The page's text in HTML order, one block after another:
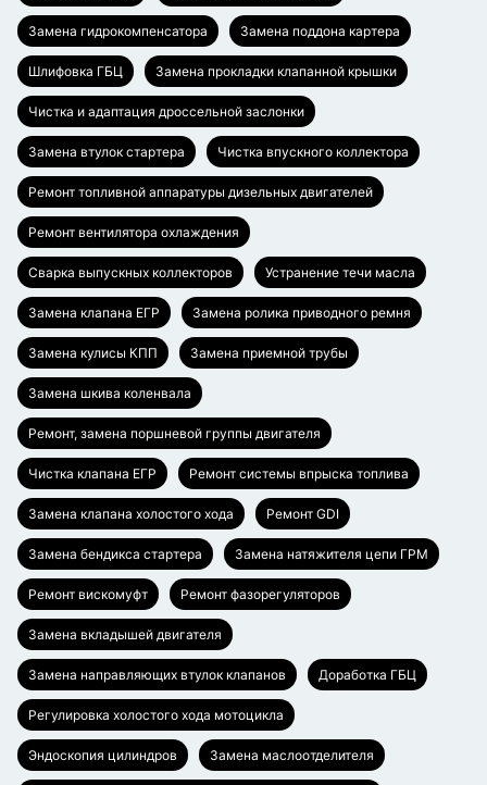
Замена гидрокомпенсатора Замена поддона картера
Шлифовка ГБЦ Замена прокладки клапанной крышки
Чистка и адаптация дроссельной заслонки
Замена втулок стартера Чистка впускного коллектора
Ремонт топливной аппаратуры дизельных двигателей
Ремонт вентилятора охлаждения
Сварка выпускных коллекторов Устранение течи масла
Замена клапана ЕГР Замена ролика приводного ремня
Замена кулисы КПП Замена приемной трубы
Замена шкива коленвала
Ремонт, замена поршневой группы двигателя
Чистка клапана ЕГР Ремонт системы впрыска топлива
Замена клапана холостого хода Ремонт GDI
Замена бендикса стартера Замена натяжителя цепи ГРМ
Ремонт вискомуфт Ремонт фазорегуляторов
Замена вкладышей двигателя
Замена направляющих втулок клапанов Доработка ГБЦ
Регулировка холостого хода мотоцикла
Эндоскопия цилиндров Замена маслоотделителя